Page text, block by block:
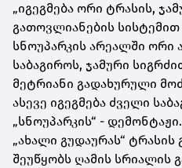
„იგეგმება ორი ტრასის,
გათოვლიანების სისტემით
სნოუპარკის არეალში ორი
საბაგიროს, ჯამური
მეტრიანი გადახურული
ასევე იგეგმება ძველი
„სნოუპარკის“ -
„ახალი გუდაურას“ ტრასის
შეუწყობს ღამის სრიალის